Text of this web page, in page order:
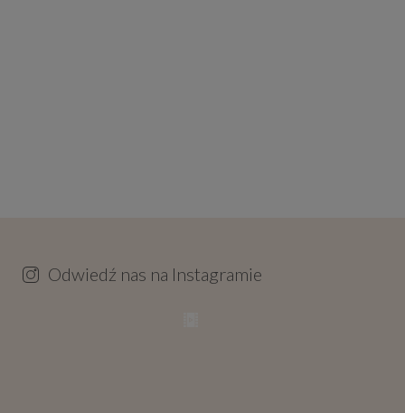
Odwiedź nas na Instagramie